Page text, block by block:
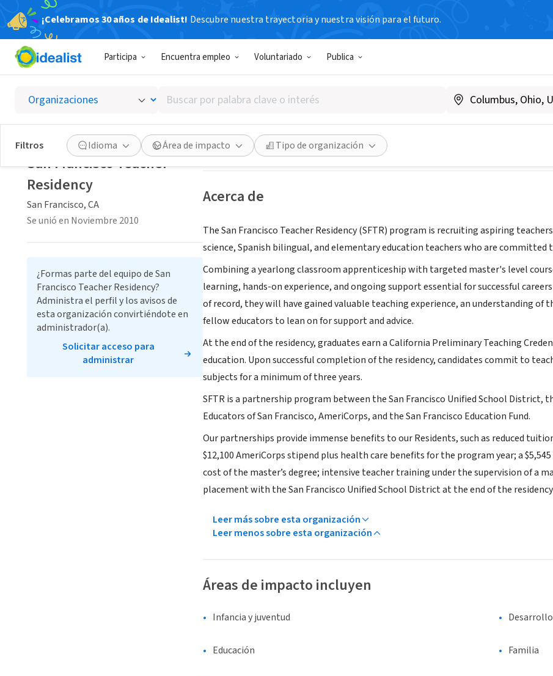
¡Celebramos 30 años de Idealist! Descubre nuestra trayectoria y nuestra visión para el futuro.
Participa Encuentra empleo Voluntariado Publica
Buscar
por
palabra
clave
o
interés
Filtros Idioma Área de impacto Tipo de organización
San Francisco Teacher Residency
San Francisco, CA| www.sfteacherresidency.org
Guardar Compartir
Acerca de
The San Francisco Teacher Residency (SFTR) program is recruiting aspiring
science, Spanish bilingual, and elementary education teachers who are
Combining a yearlong classroom apprenticeship with targeted master's level
learning, hands-on experience, and ongoing support essential for successful
of record, they will have gained valuable teaching experience, an understanding of
fellow educators to lean on for support and advice.
At the end of the residency, graduates earn a California Preliminary Teaching
education. Upon successful completion of the residency, candidates commit to
subjects for a minimum of three years.
SFTR is a partnership program between the San Francisco Unified School District,
Educators of San Francisco, AmeriCorps, and the San Francisco Education Fund.
Our partnerships provide immense benefits to our Residents, such as reduced
$12,100 AmeriCorps stipend plus health care benefits for the program year; a
cost of the master’s degree; intensive teacher training under the supervision of a
placement with the San Francisco Unified School District at the end of the residency
Leer más sobre esta organización
Leer menos sobre esta organización
Áreas de impacto incluyen
Infancia y juventud
Educación Familia
San Francisco Teacher
Residency
San Francisco, CA
Se unió en Noviembre 2010
¿Formas parte del equipo de San
Francisco Teacher Residency?
Administra el perfil y los avisos de
esta organización convirtiéndote en
administrador(a).
Solicitar acceso para
administrar